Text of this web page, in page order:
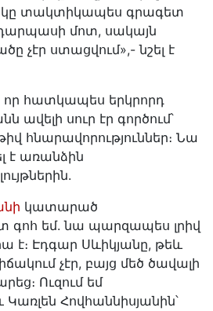
տակտիկապես գրագետ
մոտ, սակայն
չէր ստացվում»,- նշել է
որ հատկապես երկրորդ
ավելի սուր էր գործում՝
հնարավորություններ։ Նա
է առանձին
կատարած
եմ. նա պարզապես լրիվ
է։ Էդգար Սևիկյանը, թեև
չէր, բայց մեծ ծավալի
Ուզում եմ
Հովհաննիսյանին՝